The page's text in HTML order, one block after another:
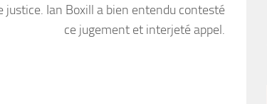
Ian Boxill a bien entendu contesté
ce jugement et interjeté appel.